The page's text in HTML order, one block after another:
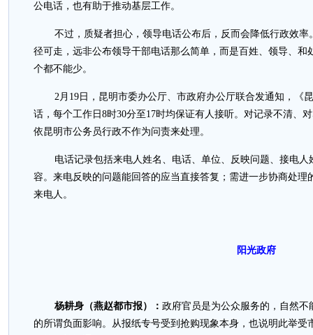
公电话，也有助于推动基层工作。
不过，质疑者担心，领导电话公布后，反而会降低行政效率
径可走，远非公布领导干部电话那么简单，而是百姓、领导、和
个都不能少。
2月19日，昆明市委办公厅、市政府办公厅联合发通知，《
话，每个工作日8时30分至17时均保证有人接听。对记录不清、
依昆明市公务员行政不作为问责来处理。
电话记录包括来电人姓名、电话、单位、反映问题、接电
容。来电反映的问题能回答的应当直接答复；需进一步协商处理
来电人。
阳光政府
杨耕身（燕赵都市报）： 政府官员是为公众服务的，自然
的所谓负面影响。从报纸专号受到抢购现象本身，也说明此举受